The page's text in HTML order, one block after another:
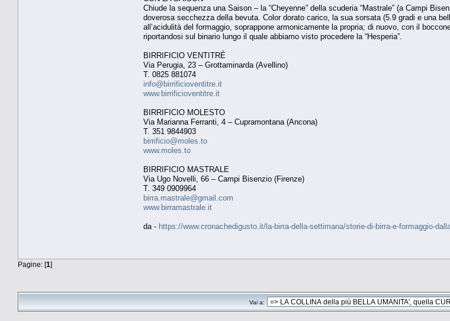
Chiude la sequenza una Saison – la “Cheyenne” della scuderia “Mastrale” (a Campi
doverosa secchezza della bevuta. Color dorato carico, la sua sorsata (5.9 gradi e una
all’acidulità del formaggio, soprappone armonicamente la propria; di nuovo, con il
riportandosi sul binario lungo il quale abbiamo visto procedere la “Hesperia”.
BIRRIFICIO VENTITRÉ
Via Perugia, 23 – Grottaminarda (Avellino)
T. 0825 881074
info@birrificioventitre.it
www.birrificioventitre.it
BIRRIFICIO MOLESTO
Via Marianna Ferranti, 4 – Cupramontana (Ancona)
T. 351 9844903
birrificio@moles.to
www.moles.to
BIRRIFICIO MASTRALE
Via Ugo Novelli, 66 – Campi Bisenzio (Firenze)
T. 349 0909964
birra.mastrale@gmail.com
www.birramastrale.it
da - https://www.cronachedigusto.it/la-birra-della-settimana/storie-di-birra-e-formaggio-
Pagine: [1]
Vai a: